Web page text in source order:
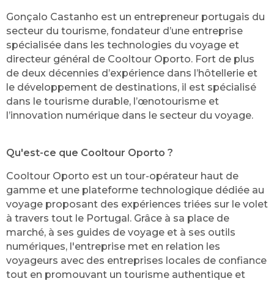
Gonçalo Castanho est un entrepreneur portugais du
secteur du tourisme, fondateur d’une entreprise
spécialisée dans les technologies du voyage et
directeur général de Cooltour Oporto. Fort de plus
de deux décennies d’expérience dans l’hôtellerie et
le développement de destinations, il est spécialisé
dans le tourisme durable, l’œnotourisme et
l’innovation numérique dans le secteur du voyage.
Qu'est-ce que Cooltour Oporto ?
Cooltour Oporto est un tour-opérateur haut de
gamme et une plateforme technologique dédiée au
voyage proposant des expériences triées sur le volet
à travers tout le Portugal. Grâce à sa place de
marché, à ses guides de voyage et à ses outils
numériques, l'entreprise met en relation les
voyageurs avec des entreprises locales de confiance
tout en promouvant un tourisme authentique et